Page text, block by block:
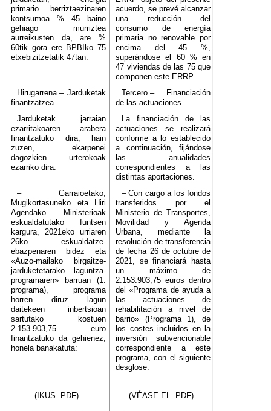
primario berriztaezinaren
kontsumoa % 45 baino
gehiago murriztea
aurreikusten da, are %
60tik gora ere BPBIko 75
etxebizitzetatik 47tan.
acuerdo, se prevé alcanzar
una reducción del
consumo de energía
primaria no renovable por
encima del 45 %,
superándose el 60 % en
47 viviendas de las 75 que
componen este ERRP.
Hirugarrena.– Jarduketak
finantzatzea.
Tercero.– Financiación
de las actuaciones.
Jarduketak jarraian
ezarritakoaren arabera
finantzatuko dira; hain
zuzen, ekarpenei
dagozkien urterokoak
ezarriko dira.
La financiación de las
actuaciones se realizará
conforme a lo establecido
a continuación, fijándose
las anualidades
correspondientes a las
distintas aportaciones.
– Garraioetako,
Mugikortasuneko eta Hiri
Agendako Ministerioak
eskualdatutako funtsen
kargura, 2021eko urriaren
26ko eskualdatze-
ebazpenaren bidez eta
«Auzo-mailako birgaitze-
jarduketetarako laguntza-
programaren» barruan (1.
programa), programa
horren diruz lagun
daitekeen inbertsioan
sartutako kostuen
2.153.903,75 euro
finantzatuko da gehienez,
honela banakatuta:
– Con cargo a los fondos
transferidos por el
Ministerio de Transportes,
Movilidad y Agenda
Urbana, mediante la
resolución de transferencia
de fecha 26 de octubre de
2021, se financiará hasta
un máximo de
2.153.903,75 euros dentro
del «Programa de ayuda a
las actuaciones de
rehabilitación a nivel de
barrio» (Programa 1), de
los costes incluidos en la
inversión subvencionable
correspondiente a este
programa, con el siguiente
desglose:
(IKUS .PDF) (VÉASE EL .PDF)